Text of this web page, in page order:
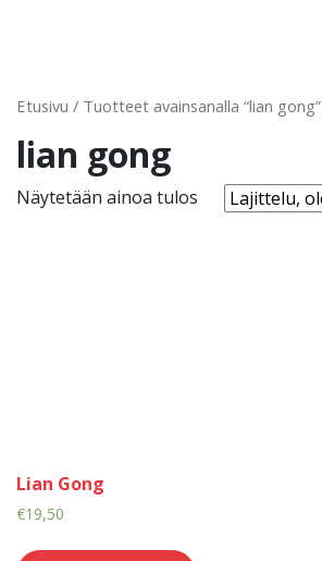
Etusivu / Tuotteet avainsanalla “lian gong”
lian gong
Näytetään ainoa tulos
Lian Gong
€19,50